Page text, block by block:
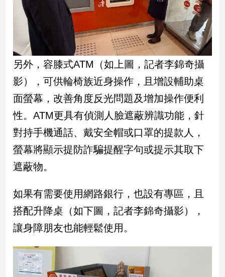
流
時
尚
追
星
活
建
築/
室
內
設
計
旅
遊/
另外，容膝式ATM（如上圖，記者李錦奇攝
影），可供輪椅族近身操作，且增設輔助桌
面螢幕，改善角度反光問題及增加操作便利
性。ATM更具有偵測人臉遮蔽辨識功能，針
對持手機通話、戴安全帽或口罩的提款人，
螢幕將顯示提防詐騙提醒字句或提示其取下
遮蔽物。
如果有需要使用網路銀行，也設有專區，且
搭配升降桌（如下圖，記者李錦奇攝影），
讓身障朋友也能輕鬆使用。